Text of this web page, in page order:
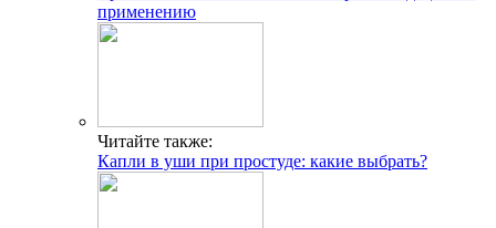
применению
Читайте также:
Капли в уши при простуде: какие выбрать?